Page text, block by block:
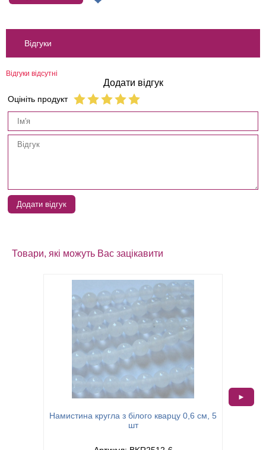
Відгуки
Відгуки відсутні
Додати відгук
Оцініть продукт
Додати відгук
Товари, які можуть Вас зацікавити
Намистина кругла з білого кварцу 0,6 см, 5
шт
►